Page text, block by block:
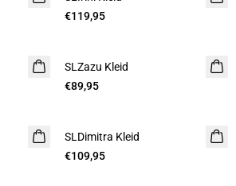
€119,95
SLZazu Kleid
€89,95
SLDimitra Kleid
€109,95